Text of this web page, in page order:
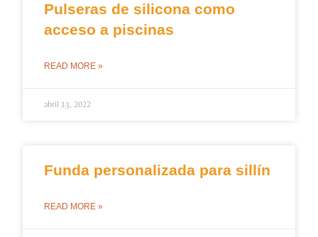
Pulseras de silicona como
acceso a piscinas
READ MORE »
abril 13, 2022
Funda personalizada para sillín
READ MORE »